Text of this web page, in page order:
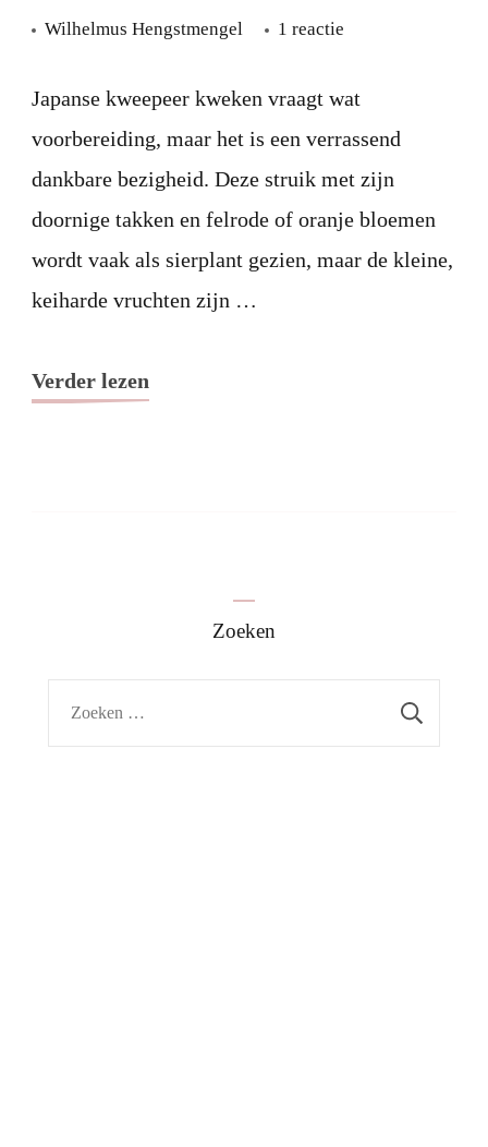
Wilhelmus Hengstmengel 1 reactie
kweepeer
kweken
Japanse kweepeer kweken vraagt wat
voorbereiding, maar het is een verrassend
dankbare bezigheid. Deze struik met zijn
doornige takken en felrode of oranje bloemen
wordt vaak als sierplant gezien, maar de kleine,
keiharde vruchten zijn …
Verder lezen
Zoeken